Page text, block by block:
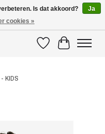
VerlanglijstWinkelwagen
KIDS
Is dat akkoord?
Ja
cookies »